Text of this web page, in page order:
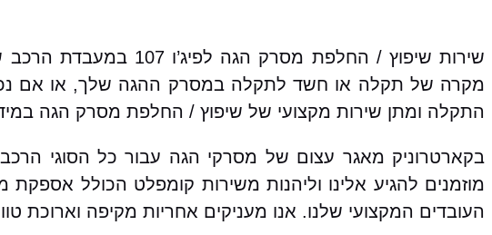
שירות שיפוץ / החלפת
מקרה של תקלה או חשד לתקלה במסרק ההגה שלך, או אם
התקלה ומתן שירות מקצועי של שיפוץ / החלפת מסרק הגה
מוזמנים להגיע אלינו וליהנות משירות קומפלט הכולל
העובדים המקצועי שלנו. אנו מעניקים אחריות מקיפה וארוכת